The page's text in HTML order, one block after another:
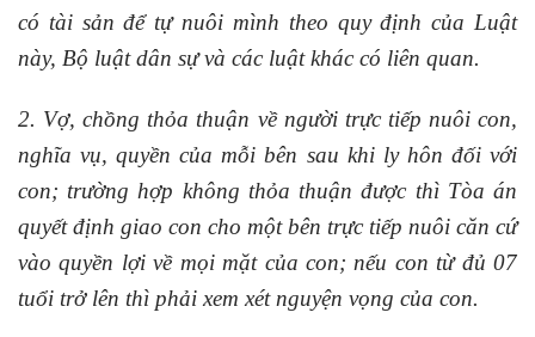
có tài sản để tự nuôi mình theo quy định của Luật
này, Bộ luật dân sựvà các luật khác có liên quan.
2. Vợ, chồng thỏa thuận về người trực tiếp nuôi con,
nghĩa vụ, quyền của mỗi bên sau khi ly hôn đối với
con; trường hợp không thỏa thuận được thì Tòa án
quyết định giao con cho một bên trực tiếp nuôi căn cứ
vào quyền lợi về mọi mặt của con; nếu con từ đủ 07
tuổi trở lên thì phải xem xét nguyện vọng của con.